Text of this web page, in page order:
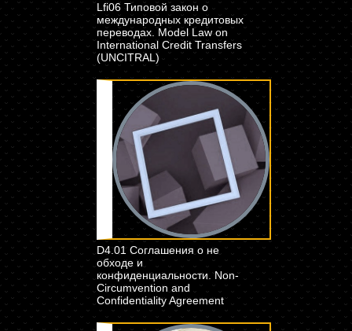
Lfi06 Типовой закон о
международных кредитовых
переводах. Model Law on
International Credit Transfers
(UNCITRAL)
D4.01 Соглашения о не
обходе и
конфиденциальности. Non-
Circumvention and
Confidentiality Agreement